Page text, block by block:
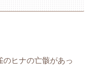
のヒナの亡骸があっ